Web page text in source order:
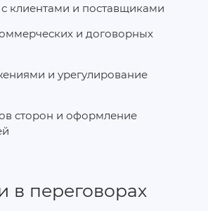
клиентами и поставщиками
и договорных
и урегулирование
сторон и оформление
в переговорах